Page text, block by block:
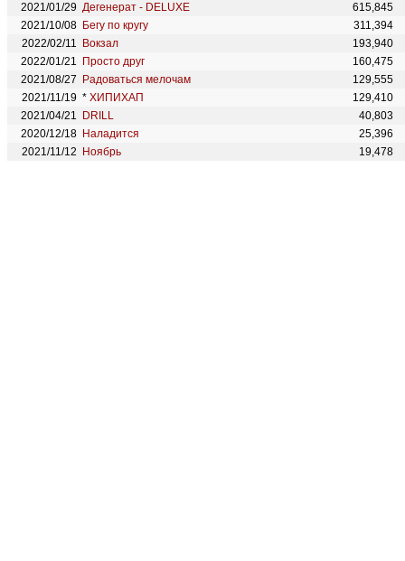
2021/01/29 Дегенерат - DELUXE
615,845
2021/10/08 Бегу по кругу
311,394
2022/02/11
Вокзал
193,940
2022/01/21
Просто друг
160,475
2021/08/27
Радоваться мелочам
129,555
2021/11/19 * ХИПИХАП
129,410
2021/04/21
DRILL
40,803
2020/12/18 Наладится
25,396
2021/11/12
Ноябрь 19,478